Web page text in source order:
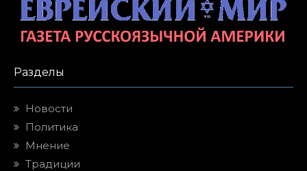
Разделы
Новости
Политика
Мнение
Традиции